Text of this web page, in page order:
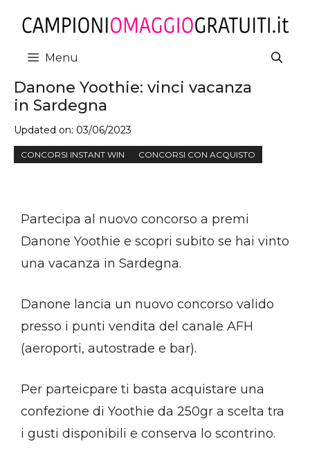
contenuto
Menu
Danone Yoothie: vinci vacanza
in Sardegna
Updated on: 03/06/2023
CONCORSI INSTANT WIN CONCORSI CON ACQUISTO
Partecipa al nuovo concorso a premi
Danone Yoothie e scopri subito se hai vinto
una vacanza in Sardegna.
Danone lancia un nuovo concorso valido
presso i punti vendita del canale AFH
(aeroporti, autostrade e bar).
Per parteicpare ti basta acquistare una
confezione di Yoothie da 250gr a scelta tra
i gusti disponibili e conserva lo scontrino.